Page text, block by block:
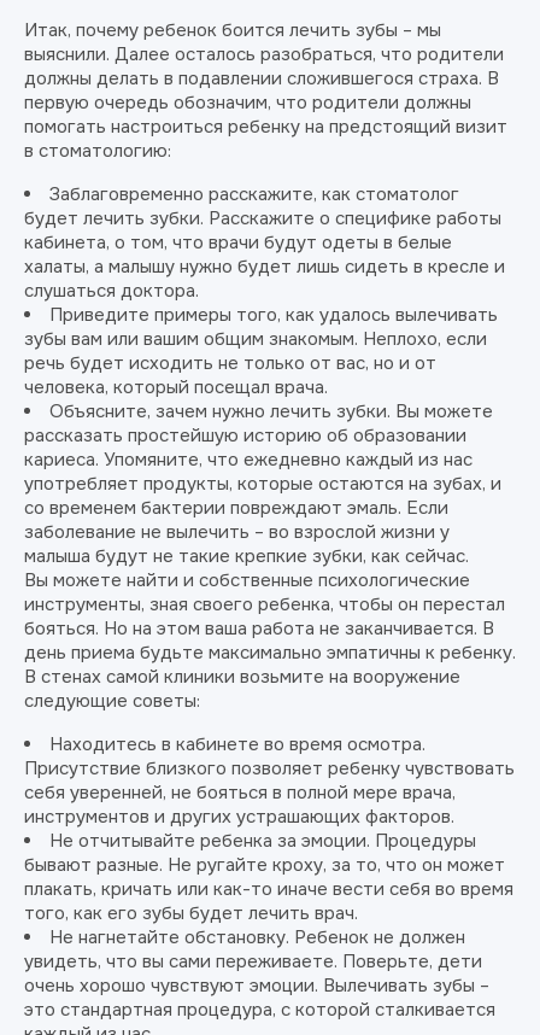
Итак, почему ребенок боится лечить зубы – мы
выяснили. Далее осталось разобраться, что родители
должны делать в подавлении сложившегося страха. В
первую очередь обозначим, что родители должны
помогать настроиться ребенку на предстоящий визит
в стоматологию:
Заблаговременно расскажите, как стоматолог
будет лечить зубки. Расскажите о специфике работы
кабинета, о том, что врачи будут одеты в белые
халаты, а малышу нужно будет лишь сидеть в кресле и
слушаться доктора.
Приведите примеры того, как удалось вылечивать
зубы вам или вашим общим знакомым. Неплохо, если
речь будет исходить не только от вас, но и от
человека, который посещал врача.
Объясните, зачем нужно лечить зубки. Вы можете
рассказать простейшую историю об образовании
кариеса. Упомяните, что ежедневно каждый из нас
употребляет продукты, которые остаются на зубах, и
со временем бактерии повреждают эмаль. Если
заболевание не вылечить – во взрослой жизни у
малыша будут не такие крепкие зубки, как сейчас.
Вы можете найти и собственные психологические
инструменты, зная своего ребенка, чтобы он перестал
бояться. Но на этом ваша работа не заканчивается. В
день приема будьте максимально эмпатичны к ребенку.
В стенах самой клиники возьмите на вооружение
следующие советы:
Находитесь в кабинете во время осмотра.
Присутствие близкого позволяет ребенку чувствовать
себя уверенней, не бояться в полной мере врача,
инструментов и других устрашающих факторов.
Не отчитывайте ребенка за эмоции. Процедуры
бывают разные. Не ругайте кроху, за то, что он может
плакать, кричать или как-то иначе вести себя во время
того, как его зубы будет лечить врач.
Не нагнетайте обстановку. Ребенок не должен
увидеть, что вы сами переживаете. Поверьте, дети
очень хорошо чувствуют эмоции. Вылечивать зубы –
это стандартная процедура, с которой сталкивается